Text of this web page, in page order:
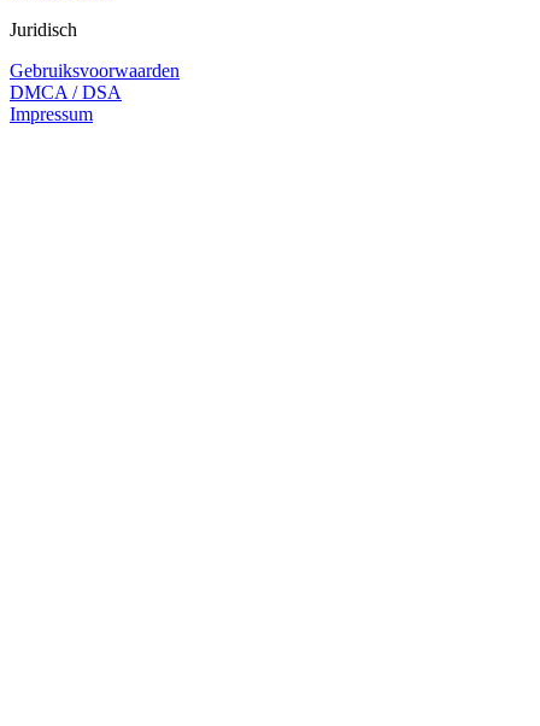
Juridisch
Gebruiksvoorwaarden
DMCA / DSA
Impressum